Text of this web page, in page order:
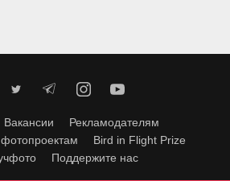
Вакансии
Рекламодателям
Bird in Flight Prize
Поддержите нас